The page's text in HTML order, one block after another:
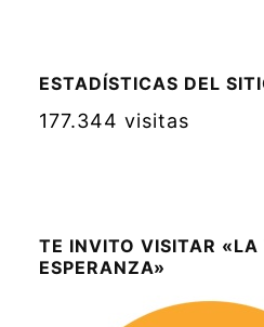
ESTADÍSTICAS DEL
177.344 visitas
TE INVITO VISITAR «LA
ESPERANZA»